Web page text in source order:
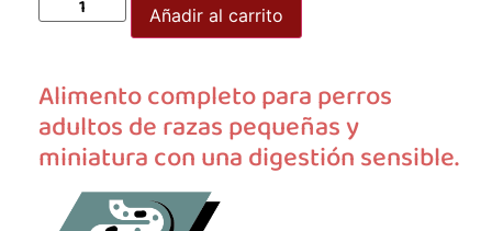
Añadir al carrito
Alimento completo para perros
adultos de razas pequeñas y
miniatura con una digestión sensible.